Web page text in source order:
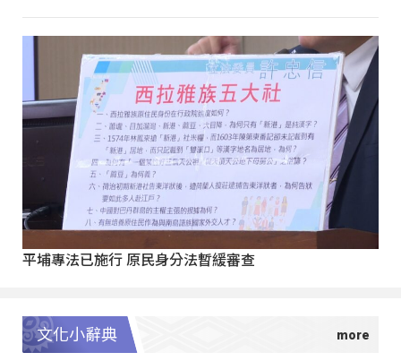
平埔專法已施行 原民身分法暫緩審查
文化小辭典